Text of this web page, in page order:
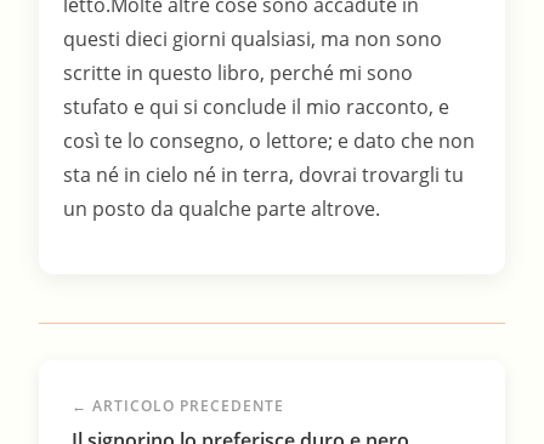
← ARTICOLO PRECEDENTE